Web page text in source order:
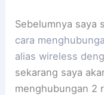
Sebelumnya saya
cara
alias wireless
sekarang saya
menghubungan 2